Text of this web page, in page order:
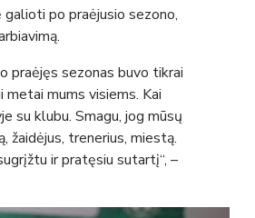
po praėjusio sezono,
praėjęs sezonas buvo tikrai
mums visiems. Kai
su klubu. Smagu, jog mūsų
žaidėjus, trenerius, miestą.
ir pratęsiu sutartį“, –